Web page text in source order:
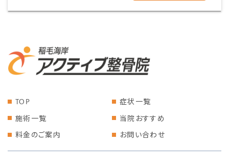
TOP
症状一覧
施術一覧
当院おすすめ
料金のご案内
お問い合わせ